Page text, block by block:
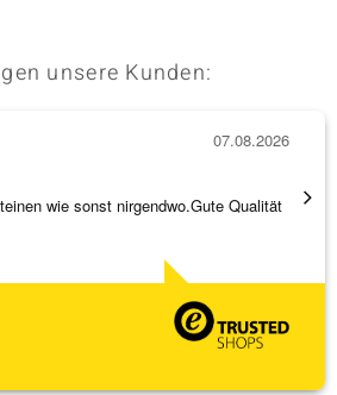
unsere Kunden:
wie sonst nirgendwo.Gute Qualität
07.08.2026